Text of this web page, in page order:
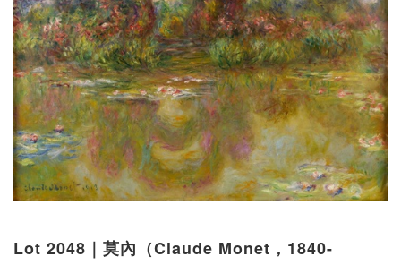
Lot 2048｜莫內（Claude Monet，1840-